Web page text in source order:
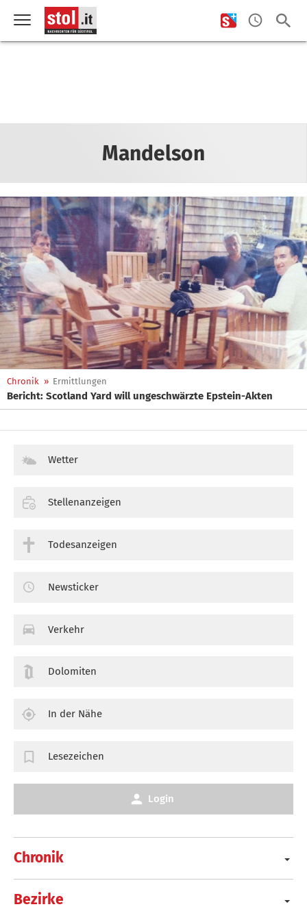
Mandelson
Chronik » Ermittlungen
Bericht: Scotland Yard will ungeschwärzte Epstein-Akten
Chronik
Bezirke
Wetter
Stellenanzeigen
Todesanzeigen
Newsticker
Verkehr
Dolomiten
In der Nähe
Lesezeichen
Login